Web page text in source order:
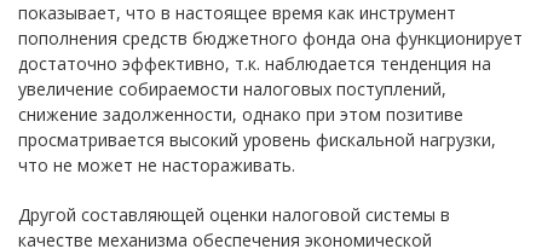
показывает, что в настоящее время как инструмент
пополнения средств бюджетного фонда она функционирует
достаточно эффективно, т.к. наблюдается тенденция на
увеличение собираемости налоговых поступлений,
снижение задолженности, однако при этом позитиве
просматривается высокий уровень фискальной нагрузки,
что не может не настораживать.
Другой составляющей оценки налоговой системы в
качестве механизма обеспечения экономической